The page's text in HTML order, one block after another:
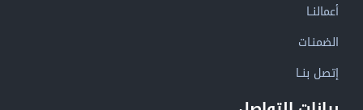
أعمالنــا
الضمنـات
إتصل بنــا